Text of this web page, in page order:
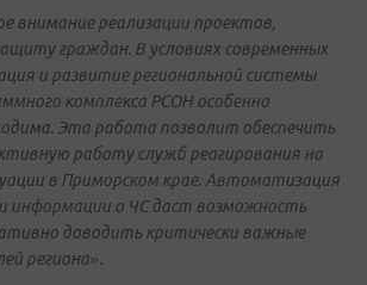
внимание реализации проектов,
граждан. В условиях современных
и развитие региональной системы
комплекса РСОН особенно
Эта работа позволит обеспечить
работу служб реагирования на
в Приморском крае. Автоматизация
информации о ЧС даст возможность
доводить критически важные
региона».